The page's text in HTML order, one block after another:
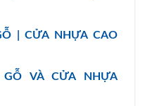
| CỬA NHỰA CAO
VÀ CỬA NHỰA